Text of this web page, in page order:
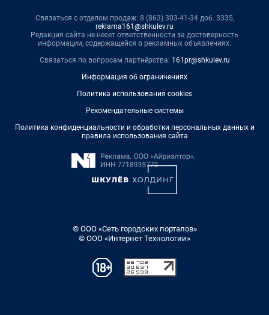
Связаться с отделом продаж: 8 (863) 303-41-34 доб. 3335,
reklama161@shkulev.ru
Редакция сайта не несет ответственности за достоверность
информации, содержащейся в рекламных объявлениях.
Связаться по вопросам партнёрства: 161pr@shkulev.ru
Информация об ограничениях
Политика использования cookies
Рекомендательные системы
Политика конфиденциальности и обработки персональных данных и
правила использования сайта
© ООО «Сеть городских порталов»
© ООО «Интернет Технологии»